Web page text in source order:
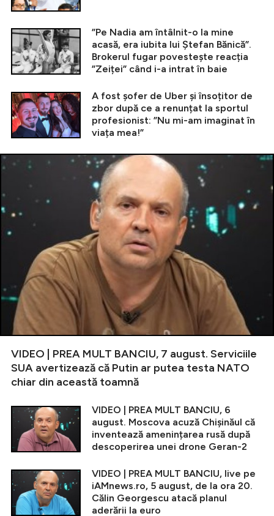
”Pe Nadia am întâlnit-o la mine
acasă, era iubita lui Ștefan Bănică”.
Brokerul fugar povestește reacția
”Zeiței” când i-a intrat în baie
A fost șofer de Uber și însoțitor de
zbor după ce a renunțat la sportul
profesionist: ”Nu mi-am imaginat în
viața mea!”
VIDEO | PREA MULT BANCIU, 7 august. Serviciile
SUA avertizează că Putin ar putea testa NATO
chiar din această toamnă
VIDEO | PREA MULT BANCIU, 6
august. Moscova acuză Chișinăul că
inventează amenințarea rusă după
descoperirea unei drone Geran-2
VIDEO | PREA MULT BANCIU, live pe
iAMnews.ro, 5 august, de la ora 20.
Călin Georgescu atacă planul
aderării la euro